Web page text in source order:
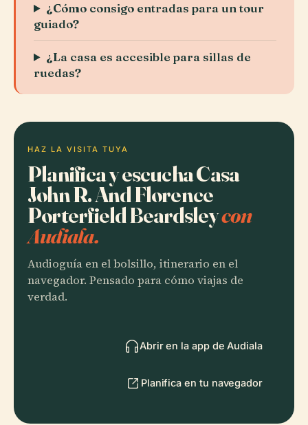
¿Cómo consigo entradas para un tour
guiado?
¿La casa es accesible para sillas de
ruedas?
HAZ LA VISITA TUYA
Planifica y escucha Casa
John R. And Florence
Porterfield Beardsleycon
Audiala.
Audioguía en el bolsillo, itinerario en el
navegador. Pensado para cómo viajas de
verdad.
Abrir en la app de Audiala
Planifica en tu navegador